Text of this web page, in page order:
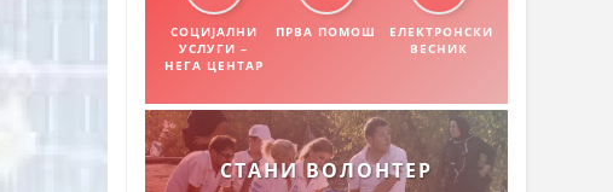
СОЦИЈАЛНИ
УСЛУГИ –
НЕГА ЦЕНТАР
ПРВА ПОМОШ
ЕЛЕКТРОНСКИ
ВЕСНИК
СТАНИ ВОЛОНТЕР